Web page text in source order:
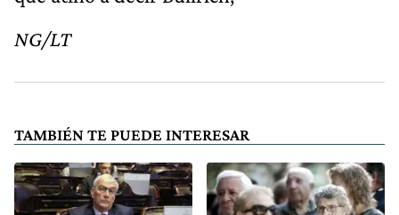
NG/LT
TAMBIÉN TE PUEDE INTERESAR